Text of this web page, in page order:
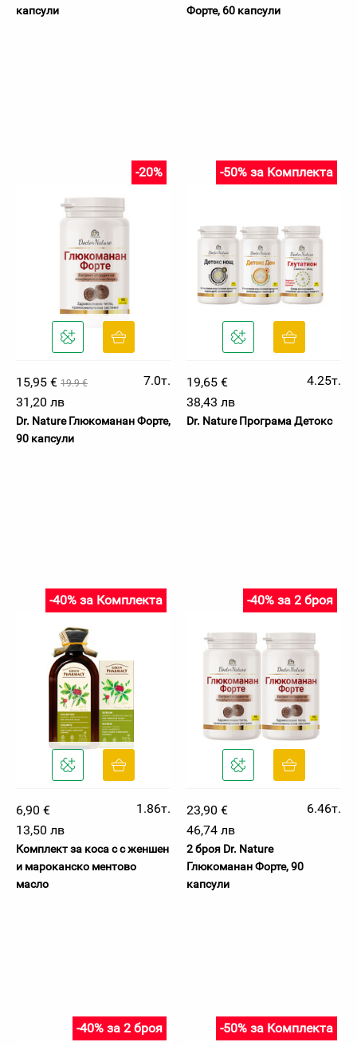
капсули
Форте, 60 капсули
15,95 € 19.9 €
-20%
7.0т.
31,20 лв
Dr. Nature Глюкоманан Форте,
90 капсули
-50% за Комплекта
19,65 €
4.25т.
38,43 лв
Dr. Nature Програма Детокс
-40% за Комплекта
6,90 €
1.86т.
13,50 лв
Комплект за коса с с женшен
и мароканско ментово
масло
-40% за 2 броя
23,90 €
6.46т.
46,74 лв
2 броя Dr. Nature
Глюкоманан Форте, 90
капсули
-40% за 2 броя -50% за Комплекта